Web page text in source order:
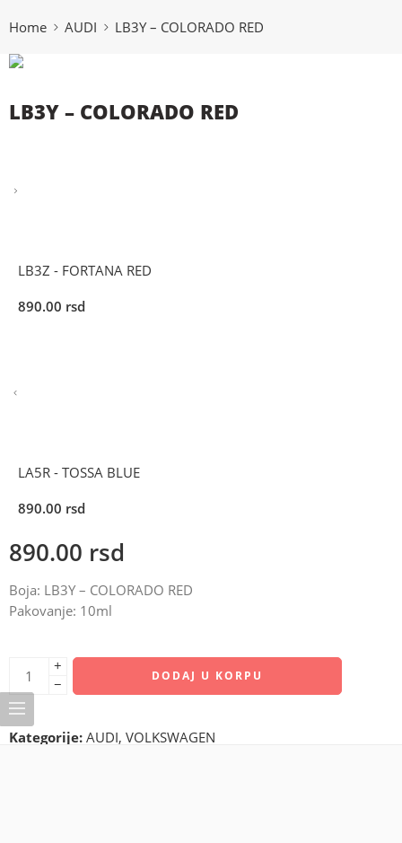
Home AUDI LB3Y – COLORADO RED
LB3Y – COLORADO RED
LB3Z - FORTANA RED
890.00 rsd
LA5R - TOSSA BLUE
890.00 rsd
890.00 rsd
Boja: LB3Y – COLORADO RED
Pakovanje: 10ml
+
−
DODAJ U KORPU
Kategorije: AUDI, VOLKSWAGEN